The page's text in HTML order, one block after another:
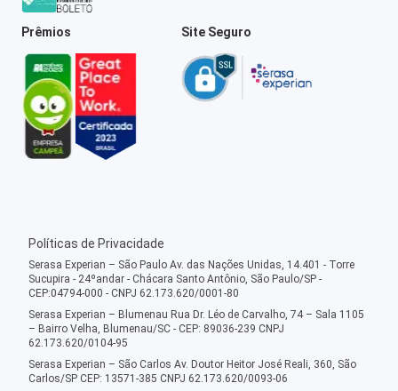
Prêmios Site Seguro
Políticas de Privacidade
Serasa Experian – São Paulo Av. das Nações Unidas, 14.401 - Torre
Sucupira - 24ºandar - Chácara Santo Antônio, São Paulo/SP -
CEP:04794-000 - CNPJ 62.173.620/0001-80
Serasa Experian – Blumenau Rua Dr. Léo de Carvalho, 74 – Sala 1105
– Bairro Velha, Blumenau/SC - CEP: 89036-239 CNPJ
62.173.620/0104-95
Serasa Experian – São Carlos Av. Doutor Heitor José Reali, 360, São
Carlos/SP CEP: 13571-385 CNPJ 62.173.620/0093-06